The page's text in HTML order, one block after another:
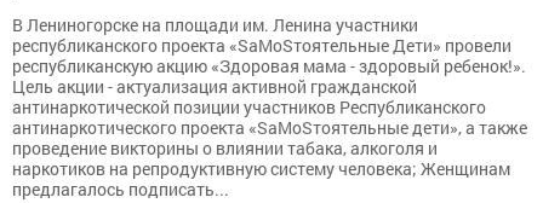
В Лениногорске на площади им. Ленина участники
республиканского проекта «SaMoSтоятельные Дети» провели
республиканскую акцию «Здоровая мама - здоровый ребенок!».
Цель акции - актуализация активной гражданской
антинаркотической позиции участников Республиканского
антинаркотического проекта «SаMоSтоятельные дети», а также
проведение викторины о влиянии табака, алкоголя и
наркотиков на репродуктивную систему человека; Женщинам
предлагалось подписать...